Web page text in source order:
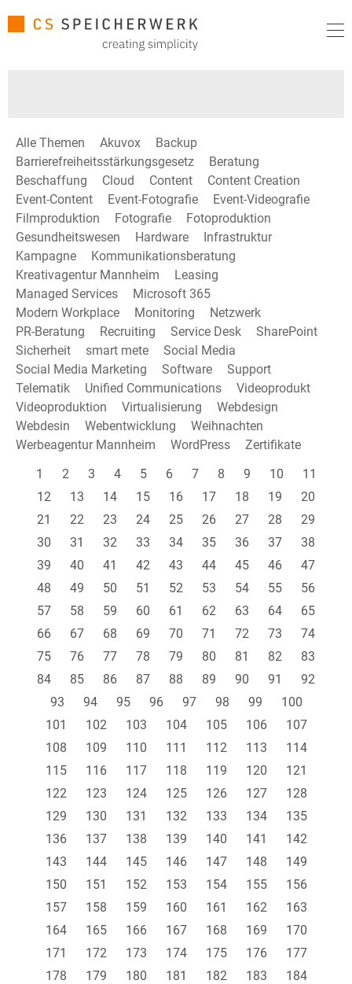
Alle Themen Akuvox
Backup
Barrierefreiheitsstärkungsgesetz
Beratung
Beschaffung
Cloud Content
Content Creation
Event-Content
Event-Fotografie
Event-Videografie
Filmproduktion
Fotografie
Fotoproduktion
Gesundheitswesen
Hardware
Infrastruktur
Kampagne
Kommunikationsberatung
Kreativagentur Mannheim
Leasing
Managed Services
Microsoft 365
Modern Workplace
Monitoring
Netzwerk
PR-Beratung
Recruiting Service Desk
SharePoint
Sicherheit
smart mete
Social Media
Social Media Marketing
Software
Support
Telematik
Unified Communications
Videoprodukt
Videoproduktion
Virtualisierung
Webdesign
Webdesin
Webentwicklung
Weihnachten
Werbeagentur Mannheim
WordPress
Zertifikate
1
2 3 4 5 6 7 8 9 10
11
12
13 14 15 16 17 18 19
20
21
22 23 24 25 26 27 28
29
30
31 32 33 34 35 36 37
38
39
40 41 42 43 44 45 46
47
48
49 50 51 52 53 54 55
56
57
58 59 60 61 62 63 64
65
66
67 68 69 70 71 72 73
74
75
76 77 78 79 80 81 82
83
84
85 86 87 88 89 90 91
92
93
94 95 96 97 98 99
100
101
102 103 104 105 106
107
108
109 110 111 112 113
114
115
116 117 118 119 120
121
122
123 124 125 126 127
128
129
130 131 132 133 134
135
136
137 138 139 140 141
142
143
144 145 146 147 148
149
150
151 152 153 154 155
156
157
158 159 160 161 162
163
164
165 166 167 168 169
170
171
172 173 174 175 176
177
178
179 180 181 182 183
184